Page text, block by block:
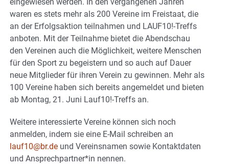
waren es stets mehr als 200 Vereine im Freistaat, die
an der Erfolgsaktion teilnahmen und LAUF10!-Treffs
anboten. Mit der Teilnahme bietet die Abendschau
den Vereinen auch die Möglichkeit, weitere Menschen
für den Sport zu begeistern und so auch auf Dauer
neue Mitglieder für ihren Verein zu gewinnen. Mehr als
100 Vereine haben sich bereits angemeldet und bieten
ab Montag, 21. Juni Lauf10!-Treffs an.
Weitere interessierte Vereine können sich noch
anmelden, indem sie eine E-Mail schreiben an
lauf10@br.de und Vereinsnamen sowie Kontaktdaten
und Ansprechpartner*in nennen.